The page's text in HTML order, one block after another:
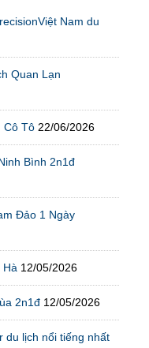
Nam du
Quan Lạn
Cô Tô 22/06/2026
Bình 2n1đ
Đảo 1 Ngày
Hà 12/05/2026
2n1đ 12/05/2026
du lịch nổi tiếng nhất